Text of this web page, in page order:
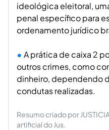
ideológica eleitoral,
penal específico para
ordenamento jurídico
A prática de caixa 2
outros crimes, como
dinheiro, dependendo
condutas realizadas.
Resumo criado por
artificial do Jus.